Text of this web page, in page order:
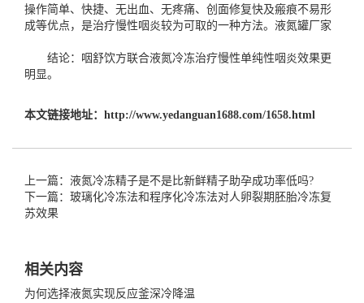
操作简单、快捷、无出血、无疼痛、创面修复快及瘢痕不易形
成等优点，是治疗慢性咽炎较为可取的一种方法。 液氮罐厂家
结论：咽舒饮方联合液氮冷冻治疗慢性单纯性咽炎效果更
明显。
本文链接地址： http://www.yedanguan1688.com/1658.html
上一篇：液氮冷冻精子是不是比新鲜精子助孕成功率低吗?
下一篇：玻璃化冷冻法和程序化冷冻法对人卵裂期胚胎冷冻复
苏效果
相关内容
为何选择液氮实现反应釜深冷降温